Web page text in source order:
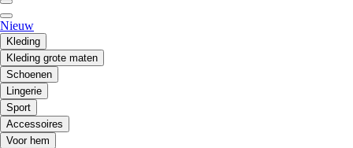
Nieuw
Kleding
Kleding grote maten
Schoenen
Lingerie
Sport
Accessoires
Voor hem